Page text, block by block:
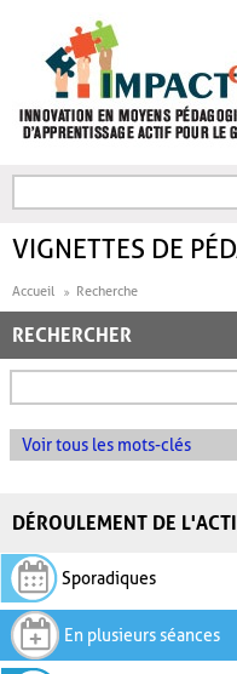
FORMULAIRE DE
VIGNETTES DE
Accueil Recherche
RECHERCHER
Voir tous les mots-clés
DÉROULEMENT DE
Sporadiques
En plusieurs séances